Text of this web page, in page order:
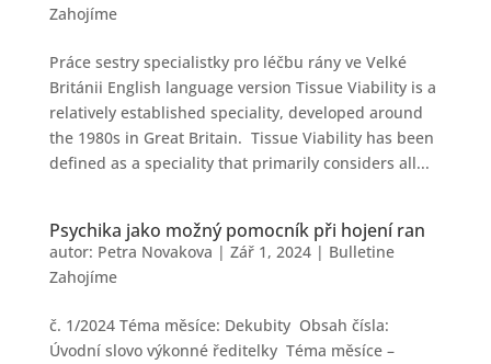
Zahojíme
Práce sestry specialistky pro léčbu rány ve Velké
Británii English language version Tissue Viability is a
relatively established speciality, developed around
the 1980s in Great Britain. Tissue Viability has been
defined as a speciality that primarily considers all...
Psychika jako možný pomocník při hojení ran
autor: Petra Novakova | Zář 1, 2024| Bulletine
Zahojíme
č. 1/2024 Téma měsíce: Dekubity Obsah čísla:
Úvodní slovo výkonné ředitelky Téma měsíce –